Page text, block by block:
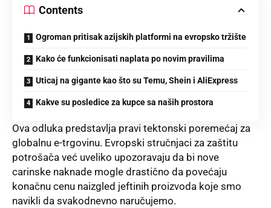
Contents
Ogroman pritisak azijskih platformi na evropsko tržište
Kako će funkcionisati naplata po novim pravilima
Uticaj na gigante kao što su Temu, Shein i AliExpress
Kakve su posledice za kupce sa naših prostora
Ova odluka predstavlja pravi tektonski poremećaj za
globalnu e-trgovinu. Evropski stručnjaci za zaštitu
potrošača već uveliko upozoravaju da bi nove
carinske naknade mogle drastično da povećaju
konačnu cenu naizgled jeftinih proizvoda koje smo
navikli da svakodnevno naručujemo.